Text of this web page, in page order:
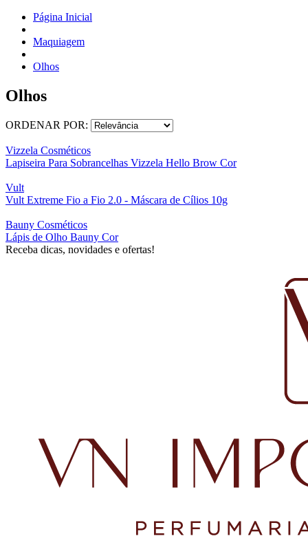
Página Inicial
Maquiagem
Olhos
Olhos
ORDENAR POR:
Vizzela Cosméticos
Lapiseira Para Sobrancelhas Vizzela Hello Brow Cor
Vult
Vult Extreme Fio a Fio 2.0 - Máscara de Cílios 10g
Bauny Cosméticos
Lápis de Olho Bauny Cor
Receba dicas, novidades e ofertas!